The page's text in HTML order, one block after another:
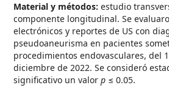
Material y métodos: estudio
componente longitudinal. Se
electrónicos y reportes de US con
pseudoaneurisma en pacientes
procedimientos endovasculares, del
diciembre de 2022. Se consideró
significativo un valor p ≤ 0.05.